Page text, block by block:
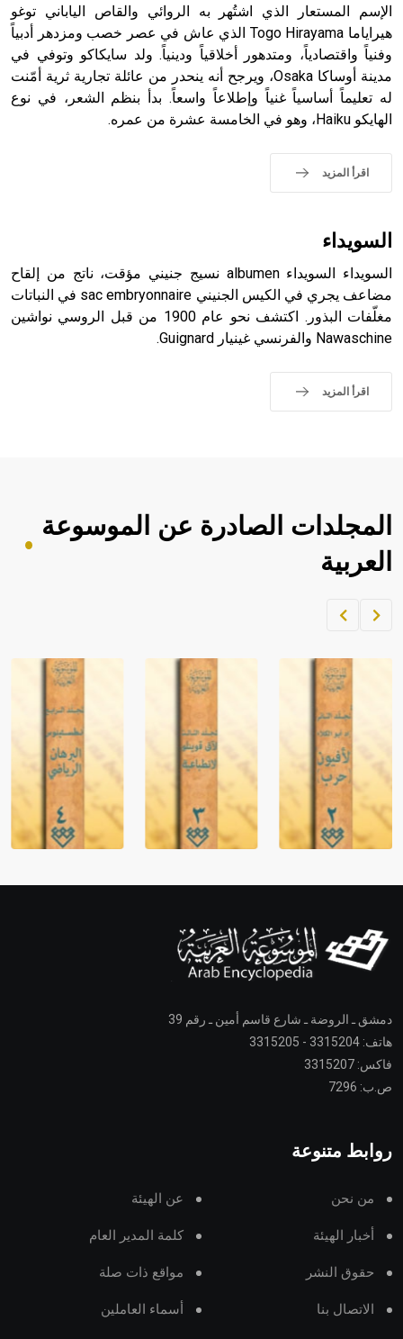
- هل تعلم أن أبجر Abgar اسم معروف جيداً يعود إلى عدد من
الملوك الذين حكموا مدينة إديسا (الرها) من أبجر الأول وحتى
التاسع، وهم ينتسبون إلى أسرة أوسروين
الإسم المستعار الذي اشتُهر به الروائي والقاص الياباني توغو
هيراياما Togo Hirayama الذي عاش في عصر خصب ومزدهر أدبياً
وفنياً واقتصادياً، ومتدهور أخلاقياً ودينياً. ولد سايكاكو وتوفي في
مدينة أوساكا Osaka، ويرجح أنه ينحدر من عائلة تجارية ثرية أمّنت
له تعليماً أساسياً غنياً وإطلاعاً واسعاً. بدأ بنظم الشعر، في نوع
الهايكو Haiku، وهو في الخامسة عشرة من عمره.
اقرأ المزيد
السويداء
السويداء السويداء albumen نسيج جنيني مؤقت، ناتج من إلقاح
مضاعف يجري في الكيس الجنيني sac embryonnaire في النباتات
مغلّفات البذور. اكتشف نحو عام 1900 من قبل الروسي نواشين
Nawaschine والفرنسي غينيار Guignard.
اقرأ المزيد
المجلدات الصادرة عن الموسوعة
العربية
دمشق ـ الروضة ـ شارع قاسم أمين ـ رقم 39
هاتف: 3315204 - 3315205
فاكس: 3315207
ص.ب: 7296
روابط متنوعة
من نحن عن الهيئة
أخبار الهيئة كلمة المدير العام
حقوق النشر مواقع ذات صلة
الاتصال بنا أسماء العاملين